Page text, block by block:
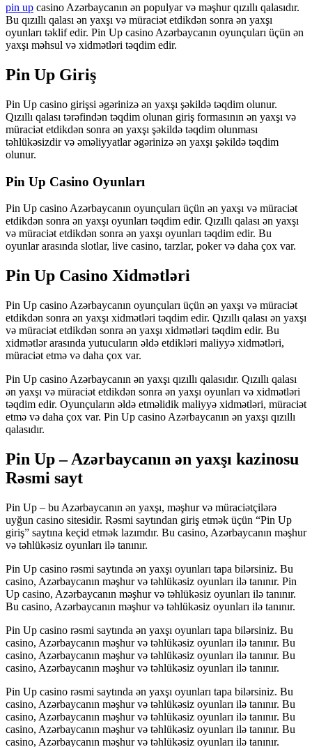
pin up casino Azərbaycanın ən populyar və məşhur qızıllı qalasıdır.
Bu qızıllı qalası ən yaxşı və müraciət etdikdən sonra ən yaxşı
oyunları təklif edir. Pin Up casino Azərbaycanın oyunçuları üçün ən
yaxşı məhsul və xidmətləri təqdim edir.
Pin Up Giriş
Pin Up casino girişsi əgərinizə ən yaxşı şəkildə təqdim olunur.
Qızıllı qalası tərəfindən təqdim olunan giriş formasının ən yaxşı və
müraciət etdikdən sonra ən yaxşı şəkildə təqdim olunması
təhlükəsizdir və əməliyyatlar əgərinizə ən yaxşı şəkildə təqdim
olunur.
Pin Up Casino Oyunları
Pin Up casino Azərbaycanın oyunçuları üçün ən yaxşı və müraciət
etdikdən sonra ən yaxşı oyunları təqdim edir. Qızıllı qalası ən yaxşı
və müraciət etdikdən sonra ən yaxşı oyunları təqdim edir. Bu
oyunlar arasında slotlar, live casino, tarzlar, poker və daha çox var.
Pin Up Casino Xidmətləri
Pin Up casino Azərbaycanın oyunçuları üçün ən yaxşı və müraciət
etdikdən sonra ən yaxşı xidmətləri təqdim edir. Qızıllı qalası ən yaxşı
və müraciət etdikdən sonra ən yaxşı xidmətləri təqdim edir. Bu
xidmətlər arasında yutucuların əldə etdikləri maliyyə xidmətləri,
müraciət etmə və daha çox var.
Pin Up casino Azərbaycanın ən yaxşı qızıllı qalasıdır. Qızıllı qalası
ən yaxşı və müraciət etdikdən sonra ən yaxşı oyunları və xidmətləri
təqdim edir. Oyunçuların əldə etməlidik maliyyə xidmətləri, müraciət
etmə və daha çox var. Pin Up casino Azərbaycanın ən yaxşı qızıllı
qalasıdır.
Pin Up – Azərbaycanın ən yaxşı kazinosu
Rəsmi sayt
Pin Up – bu Azərbaycanın ən yaxşı, məşhur və müraciətçilərə
uyğun casino sitesidir. Rəsmi saytından giriş etmək üçün “Pin Up
giriş” saytına keçid etmək lazımdır. Bu casino, Azərbaycanın məşhur
və təhlükəsiz oyunları ilə tanınır.
Pin Up casino rəsmi saytında ən yaxşı oyunları tapa bilərsiniz. Bu
casino, Azərbaycanın məşhur və təhlükəsiz oyunları ilə tanınır. Pin
Up casino, Azərbaycanın məşhur və təhlükəsiz oyunları ilə tanınır.
Bu casino, Azərbaycanın məşhur və təhlükəsiz oyunları ilə tanınır.
Pin Up casino rəsmi saytında ən yaxşı oyunları tapa bilərsiniz. Bu
casino, Azərbaycanın məşhur və təhlükəsiz oyunları ilə tanınır. Bu
casino, Azərbaycanın məşhur və təhlükəsiz oyunları ilə tanınır. Bu
casino, Azərbaycanın məşhur və təhlükəsiz oyunları ilə tanınır.
Pin Up casino rəsmi saytında ən yaxşı oyunları tapa bilərsiniz. Bu
casino, Azərbaycanın məşhur və təhlükəsiz oyunları ilə tanınır. Bu
casino, Azərbaycanın məşhur və təhlükəsiz oyunları ilə tanınır. Bu
casino, Azərbaycanın məşhur və təhlükəsiz oyunları ilə tanınır. Bu
casino, Azərbaycanın məşhur və təhlükəsiz oyunları ilə tanınır.